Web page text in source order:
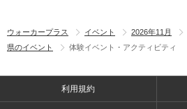
ウォーカープラス イベント 2026年11月
県のイベント
体験イベント・アクティビティ
利用規約